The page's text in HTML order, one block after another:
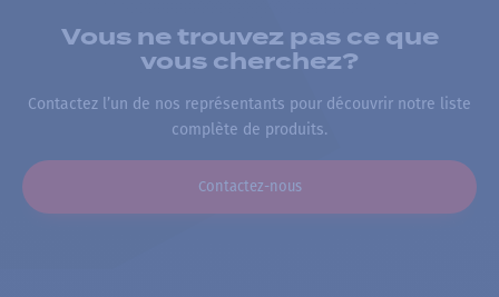
Vous ne trouvez pas ce que
vous cherchez?
Contactez l’un de nos représentants pour découvrir notre liste
complète de produits.
Contactez-nous